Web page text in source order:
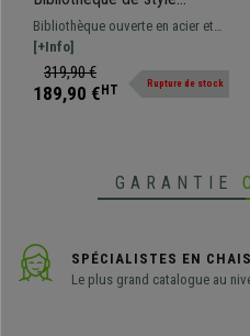
industriel MESTA, élégante
et résistante,
74x30x154,5cm, Acier et
Bois, Couleur Noyer
Bibliothèque ouverte en acier et
bois, fonctionnelle et parfaite
pour décorer n'importe quel
espace grâce à son style unique
[+Info]
319,90 €
189,90 € HT Rupture de stock
GARANTIE
SPÉCIALISTES EN
Le plus grand catalogue au